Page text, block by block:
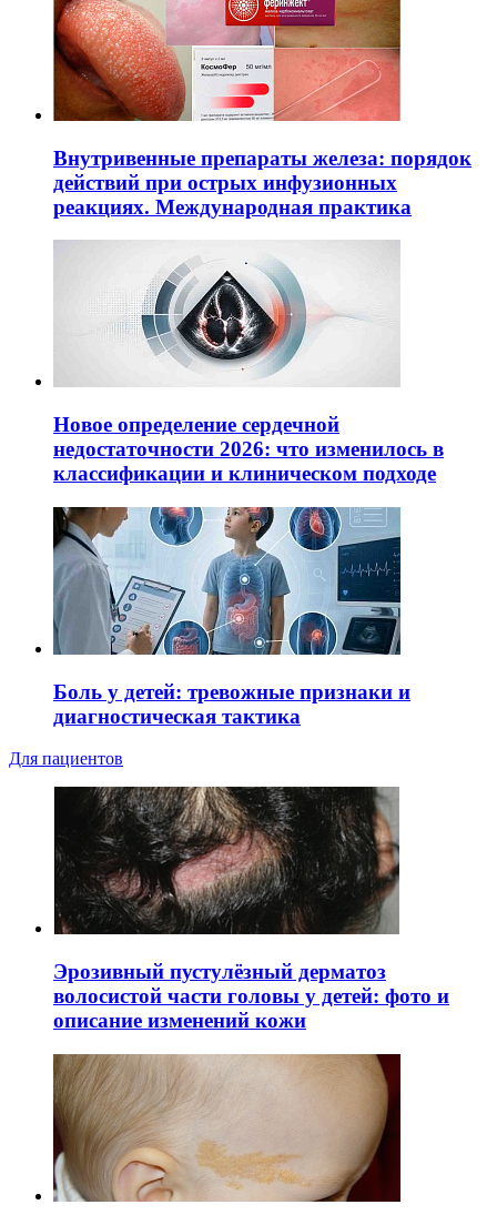
Внутривенные препараты железа: порядок
действий при острых инфузионных
реакциях. Международная практика
Новое определение сердечной
недостаточности 2026: что изменилось в
классификации и клиническом подходе
Боль у детей: тревожные признаки и
диагностическая тактика
Для пациентов
Эрозивный пустулёзный дерматоз
волосистой части головы у детей: фото и
описание изменений кожи